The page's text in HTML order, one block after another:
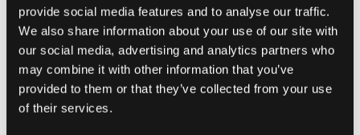
provide social media features and to analyse our traffic.
We also share information about your use of our site with
our social media, advertising and analytics partners who
may combine it with other information that you’ve
provided to them or that they’ve collected from your use
of their services.
Mutexer, derimot, er enklere og mer lettvekts,
noe som gjør dem til det foretrukne valget for å
beskytte kritiske seksjoner av kode som krever
eksklusiv tilgang. Avslutningsvis, selv om